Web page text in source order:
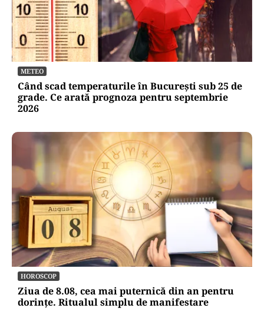
METEO
Când scad temperaturile în București sub 25 de
grade. Ce arată prognoza pentru septembrie
2026
HOROSCOP
Ziua de 8.08, cea mai puternică din an pentru
dorințe. Ritualul simplu de manifestare